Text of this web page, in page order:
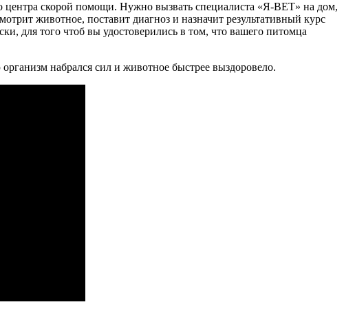
центра скорой помощи. Нужно вызвать специалиста «Я-ВЕТ» на дом,
животное, поставит диагноз и назначит результативный курс
для того чтоб вы удостоверились в том, что вашего питомца
набрался сил и животное быстрее выздоровело.